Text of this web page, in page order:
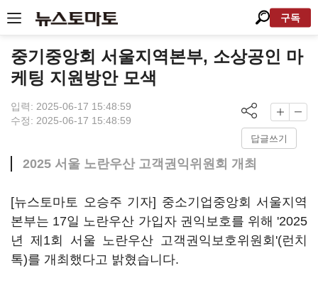
구독
중기중앙회 서울지역본부, 소상공인 마
케팅 지원방안 모색
입력: 2025-06-17 15:48:59
수정: 2025-06-17 15:48:59
답글쓰기
2025 서울 노란우산 고객권익위원회 개최
[뉴스토마토 오승주 기자] 중소기업중앙회 서울지역
본부는 17일 노란우산 가입자 권익보호를 위해 '2025
년 제1회 서울 노란우산 고객권익보호위원회'(런치
톡)를 개최했다고 밝혔습니다.